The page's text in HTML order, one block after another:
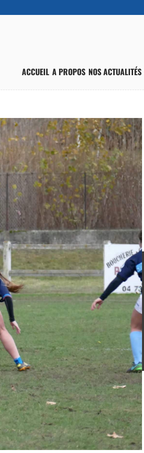
ACCUEIL A PROPOS NOS ACTUALITÉS